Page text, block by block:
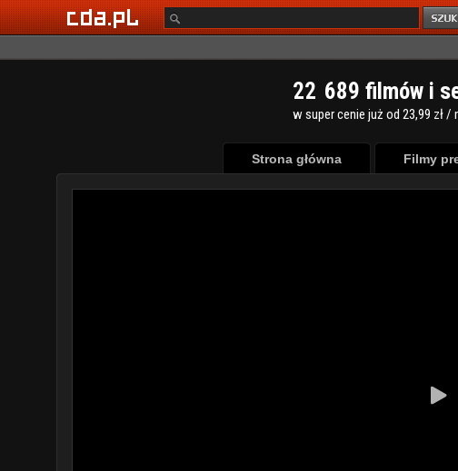
22 689 filmów i
w super cenie już od 23,99 zł /
Strona główna Filmy